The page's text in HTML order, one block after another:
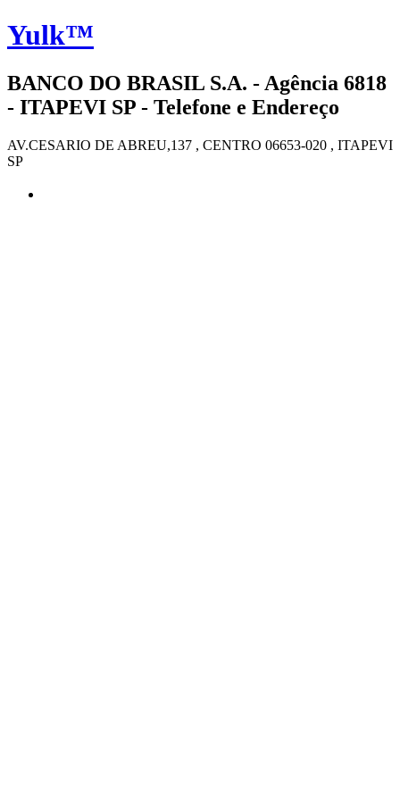
Yulk™
BANCO DO BRASIL S.A. - Agência 6818
- ITAPEVI SP - Telefone e Endereço
AV.CESARIO DE ABREU,137 , CENTRO 06653-020 , ITAPEVI
SP